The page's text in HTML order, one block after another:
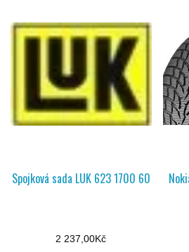
Spojková sada LUK 623 1700 60
2 237,00Kč